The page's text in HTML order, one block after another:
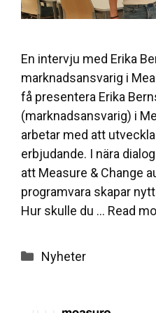
En intervju med Erika
marknadsansvarig i
få presentera Erika
(marknadsansvarig) i
arbetar med att
erbjudande. I nära
att Measure & Change
programvara skapar
Hur skulle du … Read
Categories
Nyheter